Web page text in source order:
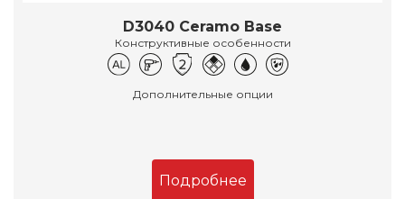
D3040 Ceramo Base
Конструктивные особенности
Дополнительные опции
Подробнее